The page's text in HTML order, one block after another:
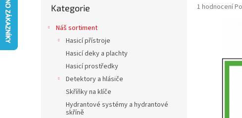
kategorie
Kategorie
Náš sortiment
Hasicí přístroje
Hasicí deky a plachty
Hasicí prostředky
Detektory a hlásiče
Skříňky na klíče
Hydrantové systémy a hydrantové
skříně
Průměrné
1 hodnocení